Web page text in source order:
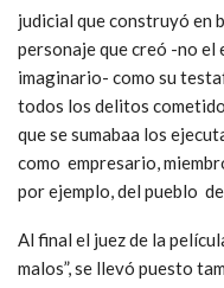
judicial que construyó en
personaje que creó -no
imaginario- como su
todos los delitos
que se sumabaa los
como empresario,
por ejemplo, del pueblo
Al final el juez de la
malos”, se llevó puesto